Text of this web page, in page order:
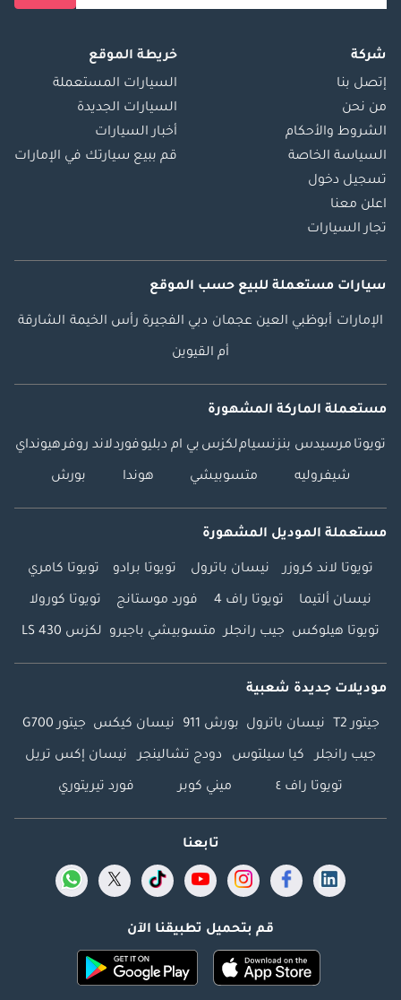
شركة
إتصل بنا
من نحن
الشروط والأحكام
السياسة الخاصة
تسجيل دخول
اعلن معنا
تجار السيارات
خريطة الموقع
السيارات المستعملة
السيارات الجديدة
أخبار السيارات
قم ببيع سيارتك في الإمارات
سيارات مستعملة للبيع حسب الموقع
الإمارات أبوظبي العين عجمان دبي الفجيرة رأس الخيمة الشارقة
أم القيوين
مستعملة الماركة المشهورة
تويوتا مرسيدس بنزنسياملكزس بي ام دبليوفوردلاند روفرهيونداي
شيفروليه متسوبيشي هوندا بورش
مستعملة الموديل المشهورة
تويوتا لاند كروزر نيسان باترول تويوتا برادو تويوتا كامري
نيسان ألتيما تويوتا راف 4 فورد موستانج تويوتا كورولا
تويوتا هيلوكس جيب رانجلر متسوبيشي باجيرو لكزس LS 430
موديلات جديدة شعبية
جيتور T2 نيسان باترول بورش 911 نيسان كيكس جيتور G700
جيب رانجلر كيا سيلتوس دودج تشالينجر نيسان إكس تريل
تويوتا راف ٤ ميني كوبر فورد تيريتوري
تابعنا
قم بتحميل تطبيقنا الآن